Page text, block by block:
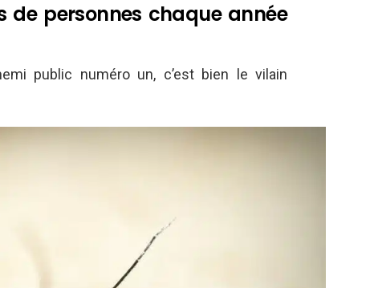
de personnes chaque année
public numéro un, c’est bien le vilain